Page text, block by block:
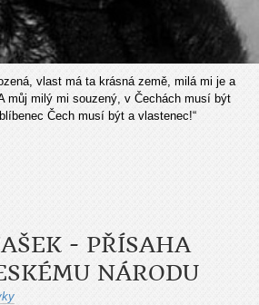
vlast má ta krásná země, milá mi je a
můj milý mi souzený, v Čechách musí být
Čech musí být a vlastenec!“
- PŘÍSAHA
NÁRODU